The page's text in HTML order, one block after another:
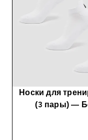
Носки для
(3 пары) —